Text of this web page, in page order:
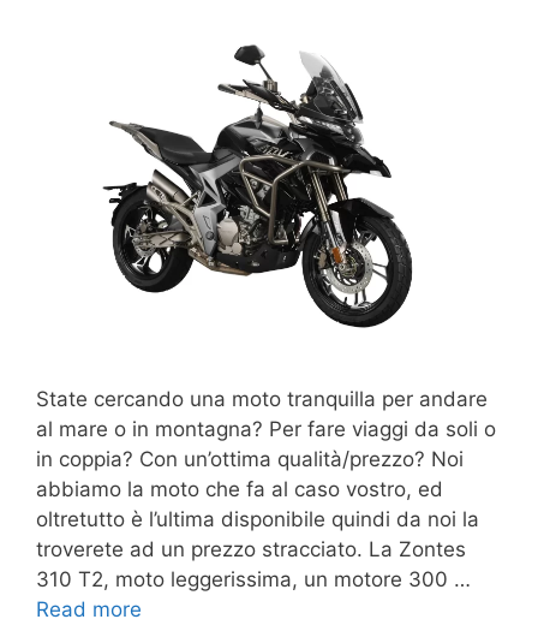
State cercando una moto tranquilla per andare
al mare o in montagna? Per fare viaggi da soli o
in coppia? Con un’ottima qualità/prezzo? Noi
abbiamo la moto che fa al caso vostro, ed
oltretutto è l’ultima disponibile quindi da noi la
troverete ad un prezzo stracciato. La Zontes
310 T2, moto leggerissima, un motore 300 …
Read more